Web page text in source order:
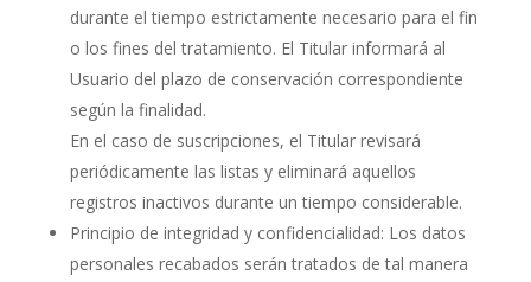
durante el tiempo estrictamente necesario para el fin
o los fines del tratamiento. El Titular informará al
Usuario del plazo de conservación correspondiente
según la finalidad.
En el caso de suscripciones, el Titular revisará
periódicamente las listas y eliminará aquellos
registros inactivos durante un tiempo considerable.
Principio de integridad y confidencialidad: Los datos
personales recabados serán tratados de tal manera